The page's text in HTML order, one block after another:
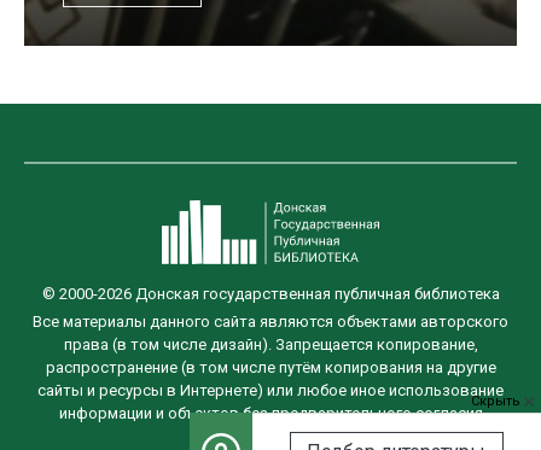
Скрыть
© 2000-2026 Донская государственная публичная библиотека
Все материалы данного сайта являются объектами авторского
права (в том числе дизайн). Запрещается копирование,
распространение (в том числе путём копирования на другие
сайты и ресурсы в Интернете) или любое иное использование
информации и объектов без предварительного согласия
правообладателя.